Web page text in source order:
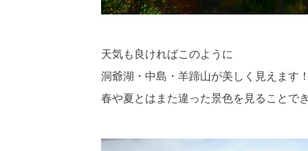
天気も良ければこのように
洞爺湖・中島・羊蹄山が美しく見えます
春や夏とはまた違った景色を見ることで